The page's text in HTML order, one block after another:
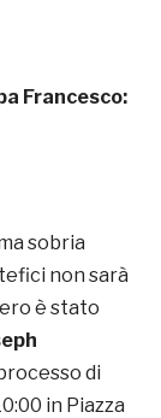
Francesco:
sobria
non sarà
è stato
di
in Piazza